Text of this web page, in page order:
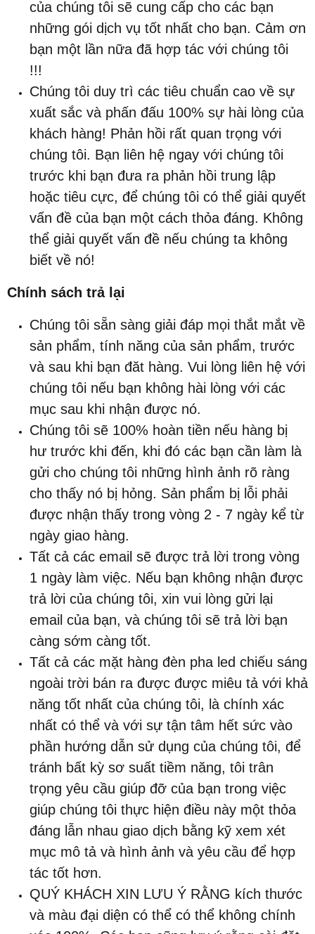
của chúng tôi sẽ cung cấp cho các bạn
những gói dịch vụ tốt nhất cho bạn. Cảm ơn
bạn một lần nữa đã hợp tác với chúng tôi
!!!
Chúng tôi duy trì các tiêu chuẩn cao về sự
xuất sắc và phấn đấu 100% sự hài lòng của
khách hàng! Phản hồi rất quan trọng với
chúng tôi. Bạn liên hệ ngay với chúng tôi
trước khi bạn đưa ra phản hồi trung lập
hoặc tiêu cực, để chúng tôi có thể giải quyết
vấn đề của bạn một cách thỏa đáng. Không
thể giải quyết vấn đề nếu chúng ta không
biết về nó!
Chính sách trả lại
Chúng tôi sẵn sàng giải đáp mọi thắt mắt về
sản phẩm, tính năng của sản phẩm, trước
và sau khi bạn đăt hàng. Vui lòng liên hệ với
chúng tôi nếu bạn không hài lòng với các
mục sau khi nhận được nó.
Chúng tôi sẽ 100% hoàn tiền nếu hàng bị
hư trước khi đến, khi đó các bạn cần làm là
gửi cho chúng tôi những hình ảnh rõ ràng
cho thấy nó bị hỏng. Sản phẩm bị lỗi phải
được nhận thấy trong vòng 2 - 7 ngày kể từ
ngày giao hàng.
Tất cả các email sẽ được trả lời trong vòng
1 ngày làm việc. Nếu bạn không nhận được
trả lời của chúng tôi, xin vui lòng gửi lại
email của bạn, và chúng tôi sẽ trả lời bạn
càng sớm càng tốt.
Tất cả các mặt hàng đèn pha led chiếu sáng
ngoài trời bán ra được được miêu tả với khả
năng tốt nhất của chúng tôi, là chính xác
nhất có thể và với sự tận tâm hết sức vào
phần hướng dẫn sử dụng của chúng tôi, để
tránh bất kỳ sơ suất tiềm năng, tôi trân
trọng yêu cầu giúp đỡ của bạn trong việc
giúp chúng tôi thực hiện điều này một thỏa
đáng lẫn nhau giao dịch bằng kỹ xem xét
mục mô tả và hình ảnh và yêu cầu để hợp
tác tốt hơn.
QUÝ KHÁCH XIN LƯU Ý RẰNG kích thước
và màu đại diện có thể có thể không chính